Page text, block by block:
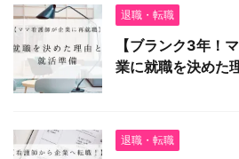
退職・転職
【ブランク3年！
業に就職を決めた
退職・転職